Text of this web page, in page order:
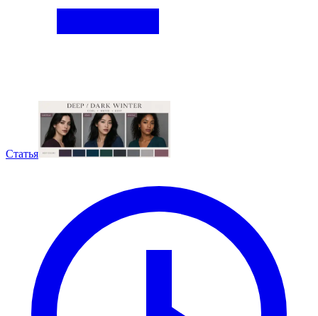
Статья